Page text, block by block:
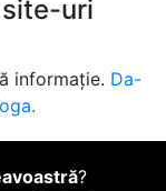
uri
informație. Da-
?